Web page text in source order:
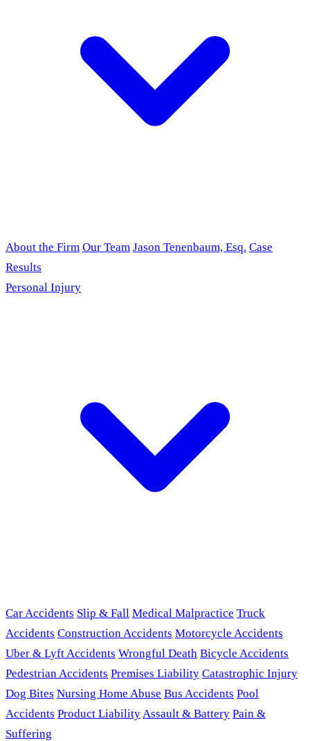
About the Firm Our Team Jason Tenenbaum, Esq. Case
Results
Personal Injury
Car Accidents Slip & Fall Medical Malpractice Truck
Accidents Construction Accidents Motorcycle Accidents
Uber & Lyft Accidents Wrongful Death Bicycle Accidents
Pedestrian Accidents Premises Liability Catastrophic Injury
Dog Bites Nursing Home Abuse Bus Accidents Pool
Accidents Product LiabilityAssault & Battery Pain &
Suffering